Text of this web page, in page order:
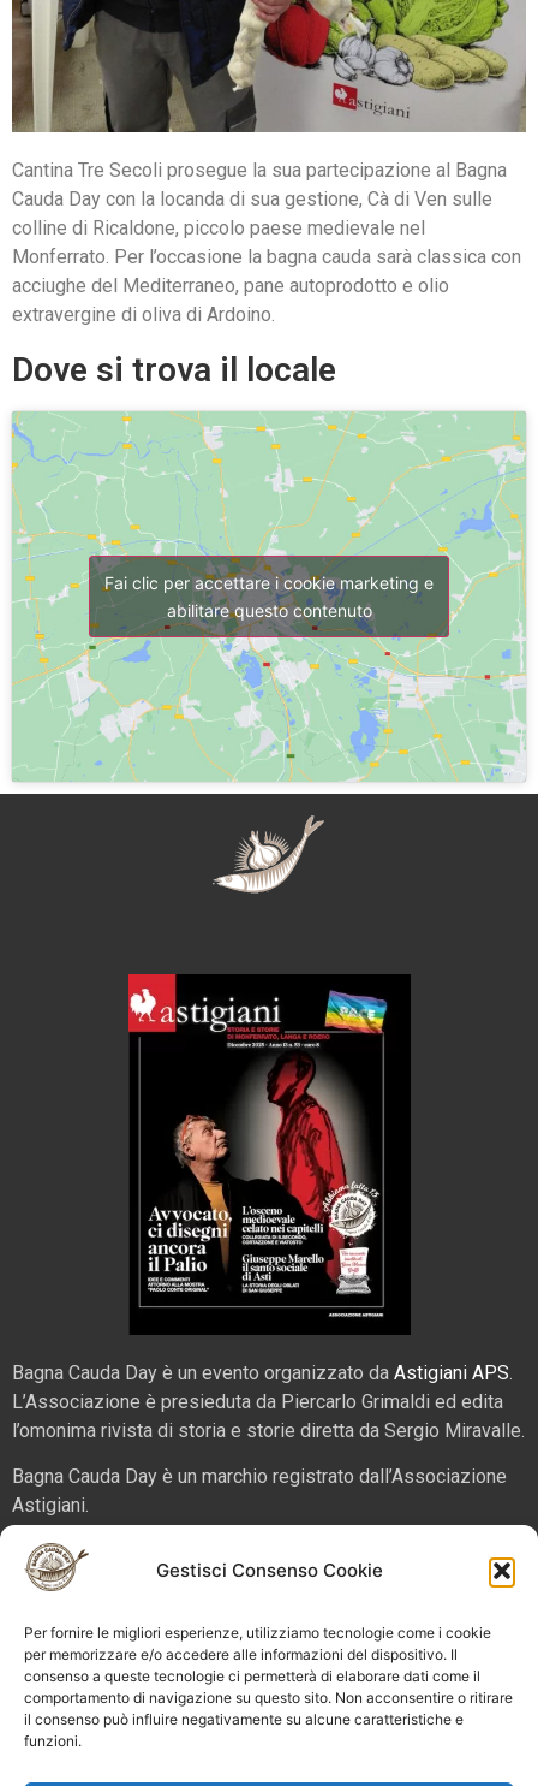
Gestisci Consenso Cookie
Per fornire le migliori esperienze, utilizziamo tecnologie come i cookie
per memorizzare e/o accedere alle informazioni del dispositivo. Il
consenso a queste tecnologie ci permetterà di elaborare dati come il
comportamento di navigazione su questo sito. Non acconsentire o ritirare
il consenso può influire negativamente su alcune caratteristiche e
funzioni.
Cantina Tre Secoli prosegue la sua partecipazione al Bagna
Cauda Day con la locanda di sua gestione, Cà di Ven sulle
colline di Ricaldone, piccolo paese medievale nel
Monferrato. Per l’occasione la bagna cauda sarà classica con
acciughe del Mediterraneo, pane autoprodotto e olio
extravergine di oliva di Ardoino.
Dove si trova il locale
Fai clic per accettare i cookie marketing e
abilitare questo contenuto
Bagna Cauda Day è un evento organizzato da Astigiani APS.
L’Associazione è presieduta da Piercarlo Grimaldi ed edita
l’omonima rivista di storia e storie diretta da Sergio Miravalle.
Bagna Cauda Day è un marchio registrato dall’Associazione
Astigiani.
La nostra sede è in via San Martino 2 (angolo corso Alfieri),
14100 – Asti. Tel. 324 5654070 emailinfo@bagnacaudaday.it
Supplemento al numero 52 di Astigiani testata registrata al
Tribunale di Asti n. 4 del 2012, direttore responsabile Sergio
Miravalle.
Bagna Cauda Day © 2025 Astigiani APS |